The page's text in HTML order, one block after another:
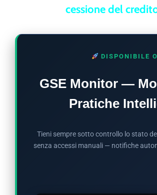
cessione del
DISPONIBILE
GSE Monitor —
Pratiche
Tieni sempre sotto controllo lo stato
senza accessi manuali — notifiche